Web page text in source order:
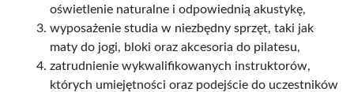
oświetlenie naturalne i odpowiednią akustykę,
wyposażenie studia w niezbędny sprzęt, taki jak
maty do jogi, bloki oraz akcesoria do pilatesu,
zatrudnienie wykwalifikowanych instruktorów,
których umiejętności oraz podejście do uczestników